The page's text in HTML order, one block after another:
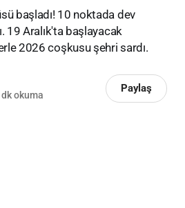
başladı! 10 noktada dev
19 Aralık'ta başlayacak
2026 coşkusu şehri sardı.
dk okuma
Paylaş